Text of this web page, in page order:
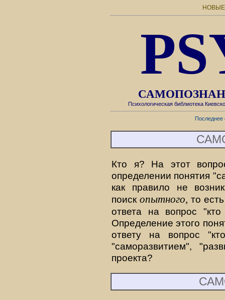
НОВЫЕ
Психологическая библиотека
Последнее
Кто я? На этот
определении понятия
как правило не
поиск опытного, то
ответа на вопрос
Определение этого
ответу на вопрос
"саморазвитием",
проекта?